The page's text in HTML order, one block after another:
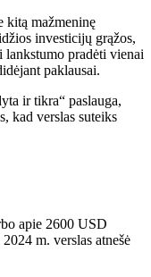
kitą mažmeninę
investicijų grąžos,
lankstumo pradėti vienai
paklausai.
ir tikra“ paslauga,
kad verslas suteiks
apie 2600 USD
m. verslas atnešė